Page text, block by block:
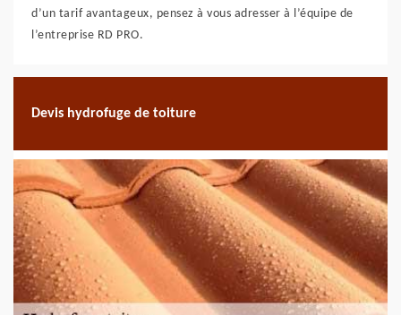
d’un tarif avantageux, pensez à vous adresser à l’équipe de
l’entreprise RD PRO.
Devis hydrofuge de toiture